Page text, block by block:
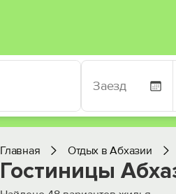
Главная Отдых в Абхазии
Гостиницы